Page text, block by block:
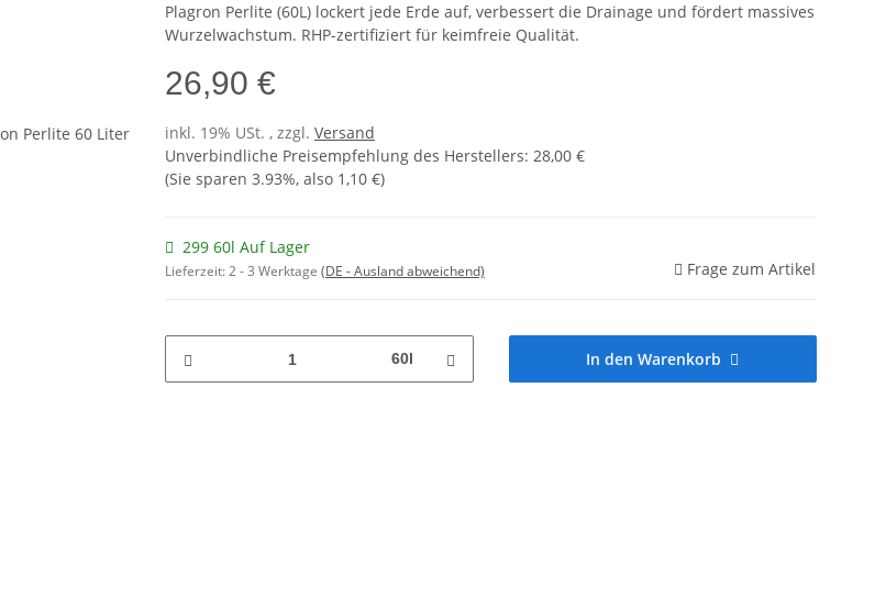
Plagron Perlite (60L) lockert jede Erde auf, verbessert die Drainage und fördert massives
Wurzelwachstum. RHP-zertifiziert für keimfreie Qualität.
26,90 €
inkl. 19% USt. , zzgl. Versand
Unverbindliche Preisempfehlung des Herstellers: 28,00 €
(Sie sparen 3.93%, also 1,10 €)
299 60l Auf Lager
Lieferzeit:2 - 3 Werktage (DE - Ausland abweichend) Frage zum Artikel
60l In den Warenkorb